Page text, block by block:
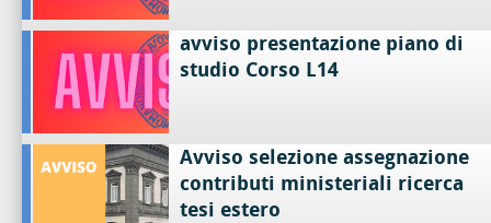
avviso presentazione piano di
studio Corso L14
Avviso selezione assegnazione
contributi ministeriali ricerca
tesi estero